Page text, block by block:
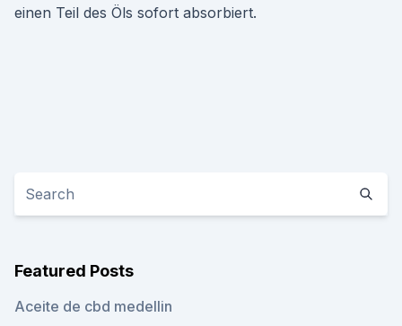
einen Teil des Öls sofort absorbiert.
Featured Posts
Aceite de cbd medellin